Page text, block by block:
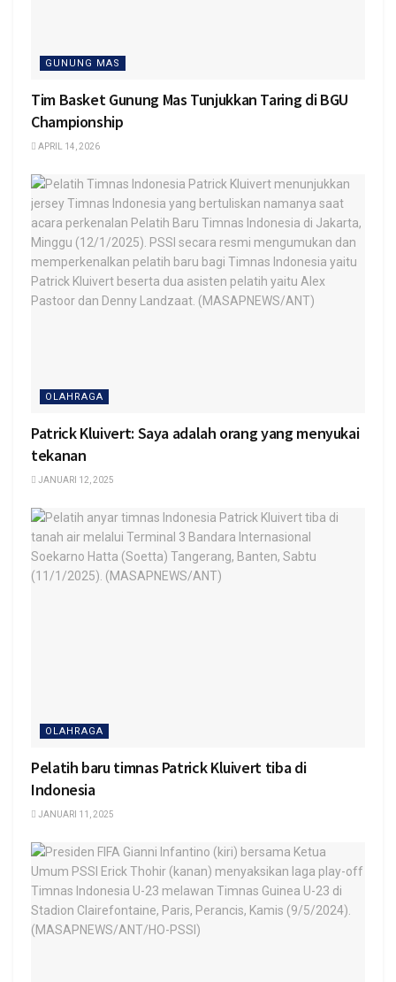
GUNUNG MAS
Tim Basket Gunung Mas Tunjukkan Taring di BGU
Championship
APRIL 14, 2026
OLAHRAGA
Patrick Kluivert: Saya adalah orang yang menyukai
tekanan
JANUARI 12, 2025
OLAHRAGA
Pelatih baru timnas Patrick Kluivert tiba di
Indonesia
JANUARI 11, 2025